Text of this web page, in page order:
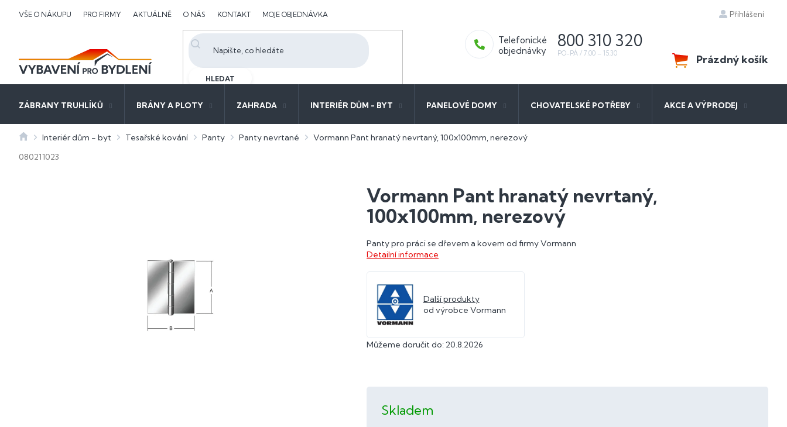
VŠE O NÁKUPU PRO FIRMY AKTUÁLNĚ O NÁS KONTAKT MOJE OBJEDNÁVKA Přihlášení
HLEDAT
800 310 320
NÁKUPNÍ
KOŠÍK
Prázdný košík
ZÁBRANY TRUHLÍKŮ BRÁNY A PLOTY ZAHRADA INTERIÉR DŮM - BYT PANELOVÉ DOMY CHOVATELSKÉ POTŘEBY AKCE A VÝPRODEJ
DomůInteriér dům - byt Tesařské kování Panty Panty nevrtané
Vormann Pant hranatý nevrtaný, 100x100mm, nerezový
080211023
Vormann Pant hranatý nevrtaný,
100x100mm, nerezový
Můžeme doručit do: 20.8.2026
Skladem
Panty pro práci se dřevem a kovem od firmy Vormann
Detailní informace
Další produkty
od výrobce Vormann